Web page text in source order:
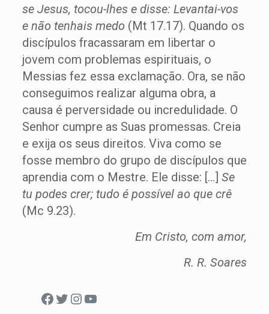
se Jesus, tocou-lhes e disse: Levantai-vos
e não tenhais medo (Mt 17.17). Quando os
discípulos fracassaram em libertar o
jovem com problemas espirituais, o
Messias fez essa exclamação. Ora, se não
conseguimos realizar alguma obra, a
causa é perversidade ou incredulidade. O
Senhor cumpre as Suas promessas. Creia
e exija os seus direitos. Viva como se
fosse membro do grupo de discípulos que
aprendia com o Mestre. Ele disse: […] Se
tu podes crer; tudo é possível ao que crê
(Mc 9.23).
Em Cristo, com amor,
R. R. Soares
Facebook
Twitter
Instagram
Youtube